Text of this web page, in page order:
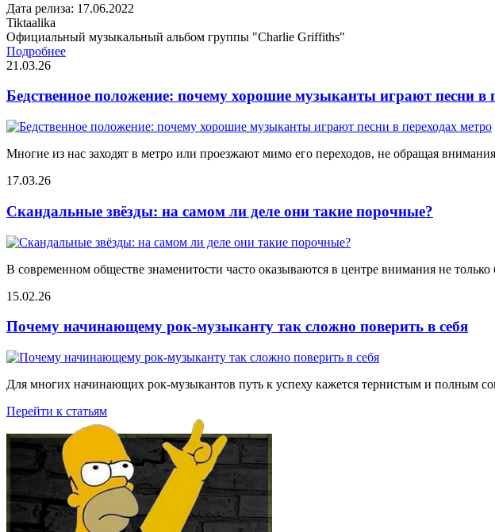
Дата релиза: 17.06.2022
Tiktaalika
Официальный музыкальный альбом группы "Charlie Griffiths"
Подробнее
21.03.26
Бедственное положение: почему хорошие музыканты играют песни в
Многие из нас заходят в метро или проезжают мимо его переходов, не обращая
17.03.26
Скандальные звёзды: на самом ли деле они такие порочные?
В современном обществе знаменитости часто оказываются в центре внимания не только
15.02.26
Почему начинающему рок-музыканту так сложно поверить в себя
Для многих начинающих рок-музыкантов путь к успеху кажется тернистым и полным
Перейти к статьям